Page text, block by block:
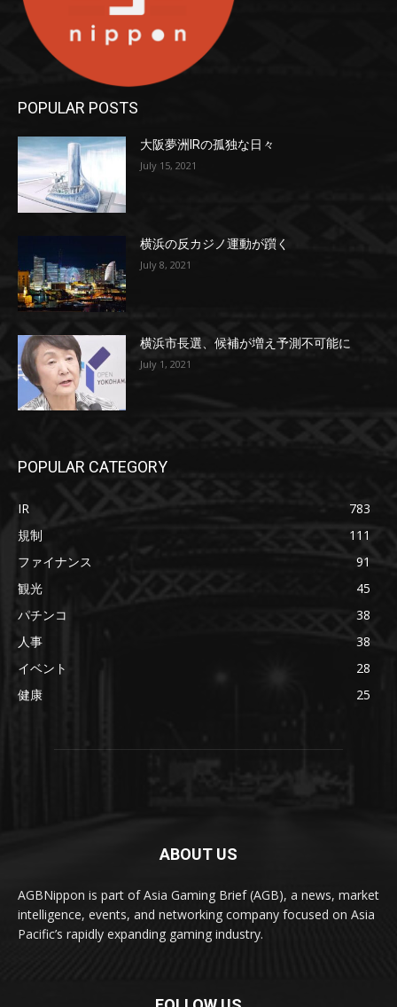
POPULAR POSTS
大阪夢洲IRの孤独な日々
July 15, 2021
横浜の反カジノ運動が躓く
July 8, 2021
横浜市長選、候補が増え予測不可能に
July 1, 2021
POPULAR CATEGORY
IR
783
規制
111
ファイナンス
91
観光
45
パチンコ
38
人事
38
イベント
28
健康
25
ABOUT US
AGBNippon is part of Asia Gaming Brief (AGB), a news, market
intelligence, events, and networking company focused on Asia
Pacific’s rapidly expanding gaming industry.